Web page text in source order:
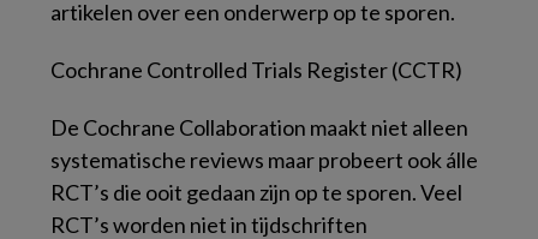
artikelen over een onderwerp op te sporen.
Cochrane Controlled Trials Register (CCTR)
De Cochrane Collaboration maakt niet alleen
systematische reviews maar probeert ook álle
RCT’s die ooit gedaan zijn op te sporen. Veel
RCT’s worden niet in tijdschriften